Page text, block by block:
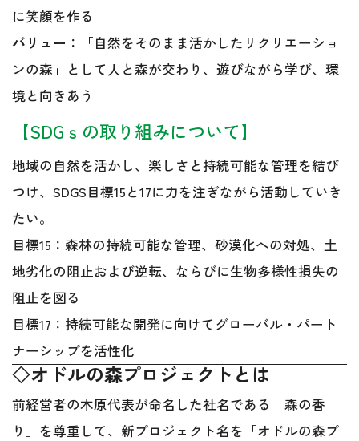
に笑顔を作る
バリュー ：「自然をそのまま活かしたリクリエーショ
ンの森」として人と森が交わり、遊びながら学び、環
境と向きあう
【SDGｓの取り組みについて】
地域の自然を活かし、楽しさと持続可能な管理を結び
つけ、SDGS目標15と17に力を注ぎながら活動していき
たい。
目標15：森林の持続可能な管理、砂漠化への対処、土
地劣化の阻止および逆転、ならびに生物多様性損失の
阻止を図る
目標17：持続可能な開発に向けてグローバル・パート
ナーシップを活性化
◇オドルの森プロジェクトとは
前経営者の木原代表が命名した社名である「森の香
り」を尊重して、新プロジェクト名を「オドルの森プ